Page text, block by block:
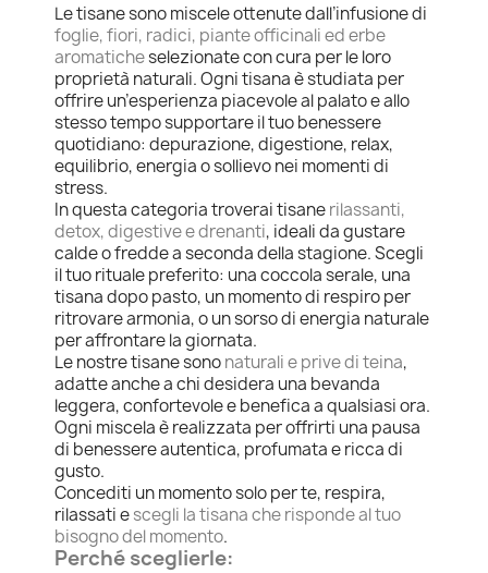
Le tisane sono miscele ottenute dall’infusione di
foglie, fiori, radici, piante officinali ed erbe
aromaticheselezionate con cura per le loro
proprietà naturali. Ogni tisana è studiata per
offrire un’esperienza piacevole al palato e allo
stesso tempo supportare il tuo benessere
quotidiano: depurazione, digestione, relax,
equilibrio, energia o sollievo nei momenti di
stress.
In questa categoria troverai tisanerilassanti,
detox, digestive e drenanti, ideali da gustare
calde o fredde a seconda della stagione. Scegli
il tuo rituale preferito: una coccola serale, una
tisana dopo pasto, un momento di respiro per
ritrovare armonia, o un sorso di energia naturale
per affrontare la giornata.
Le nostre tisane sononaturali e prive di teina,
adatte anche a chi desidera una bevanda
leggera, confortevole e benefica a qualsiasi ora.
Ogni miscela è realizzata per offrirti una pausa
di benessere autentica, profumata e ricca di
gusto.
Concediti un momento solo per te, respira,
rilassati escegli la tisana che risponde al tuo
bisogno del momento.
Perché sceglierle: